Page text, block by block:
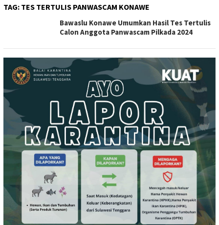
TAG: TES TERTULIS PANWASCAM KONAWE
Bawaslu Konawe Umumkan Hasil Tes Tertulis
Calon Anggota Panwascam Pilkada 2024